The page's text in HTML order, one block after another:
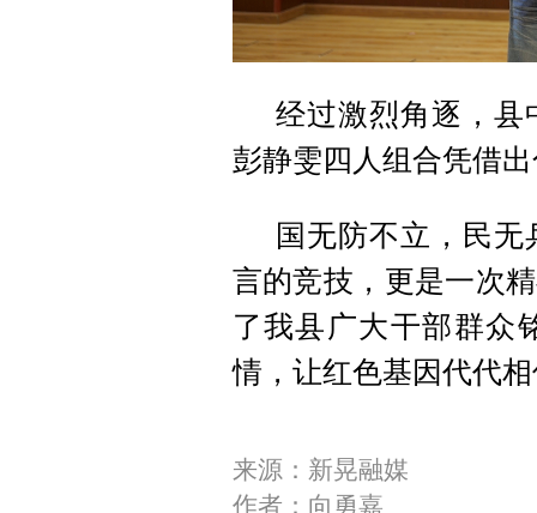
经过激烈角逐，县
彭静雯四人组合凭借
国无防不立，民
言的竞技，更是一次
了我县广大干部群众
情，让红色基因代代
来源：新晃融媒
作者：向勇嘉